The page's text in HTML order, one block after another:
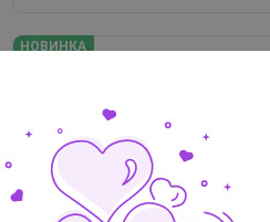
НОВИНКА